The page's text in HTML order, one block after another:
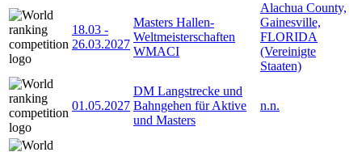
18.03 -
26.03.2027
Masters Hallen-
Weltmeisterschaften
WMACI
Alachua County,
Gainesville,
FLORIDA
(Vereinigte
Staaten)
01.05.2027
DM Langstrecke und
Bahngehen für Aktive
und Masters
n.n.